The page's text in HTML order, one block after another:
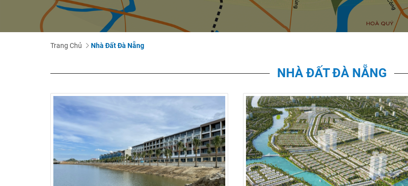
Trang Chủ Nhà Đất Đà Nẵng
NHÀ ĐẤT ĐÀ NẴNG